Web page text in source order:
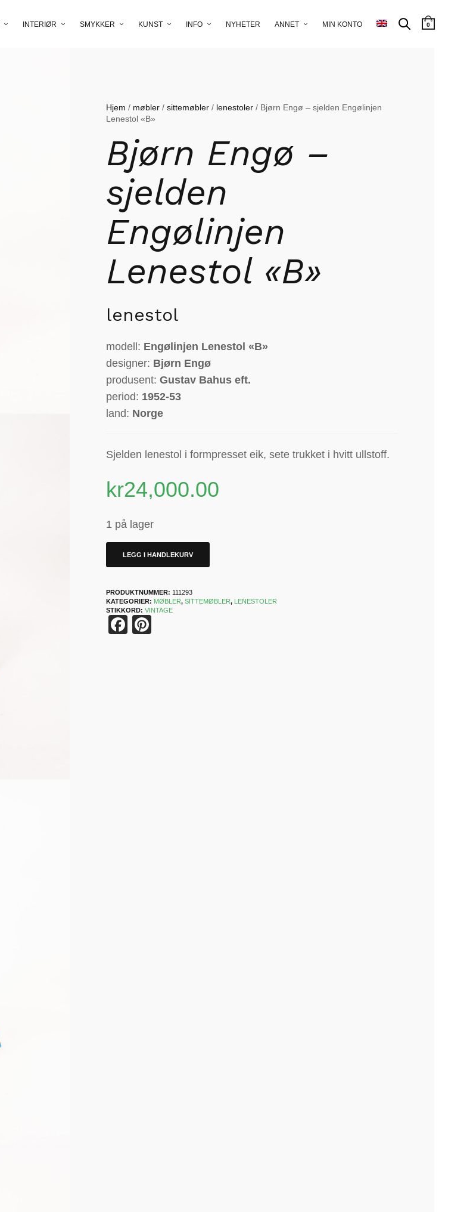
INTERIØR SMYKKER KUNST INFO NYHETER ANNET MIN KONTO 0
Hjem / møbler /sittemøbler / lenestoler / Bjørn Engø – sjelden Engølinjen
Lenestol «B»
Bjørn Engø –
sjelden
Engølinjen
Lenestol «B»
lenestol
modell: Engølinjen Lenestol «B»
designer: Bjørn Engø
produsent:Gustav Bahus eft.
period: 1952-53
land: Norge
Sjelden lenestol i formpresset eik, sete trukket i hvitt ullstoff.
kr24,000.00
1 på lager
LEGG I HANDLEKURV
PRODUKTNUMMER: 111293
KATEGORIER: MØBLER,SITTEMØBLER, LENESTOLER
STIKKORD:VINTAGE
Facebook